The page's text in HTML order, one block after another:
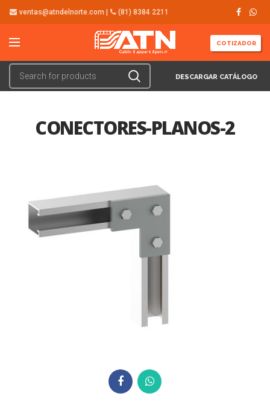
ventas@atndelnorte.com | (81) 8384 2211
COTIZADOR
DESCARGAR CATÁLOGO
CONECTORES-PLANOS-2